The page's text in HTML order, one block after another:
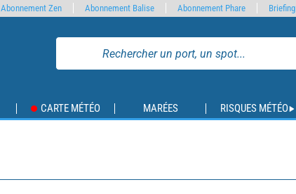
CARTE MÉTÉO MARÉES RISQUES MÉTÉO
Abonnement Zen Abonnement Balise Abonnement Phare Briefing